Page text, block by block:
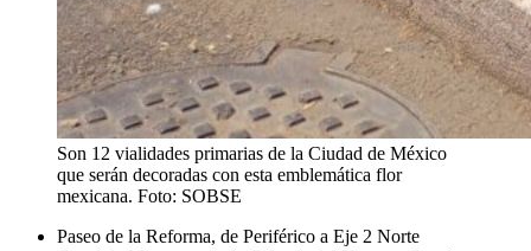
Son 12 vialidades primarias de la Ciudad de México
que serán decoradas con esta emblemática flor
mexicana. Foto: SOBSE
Paseo de la Reforma, de Periférico a Eje 2 Norte